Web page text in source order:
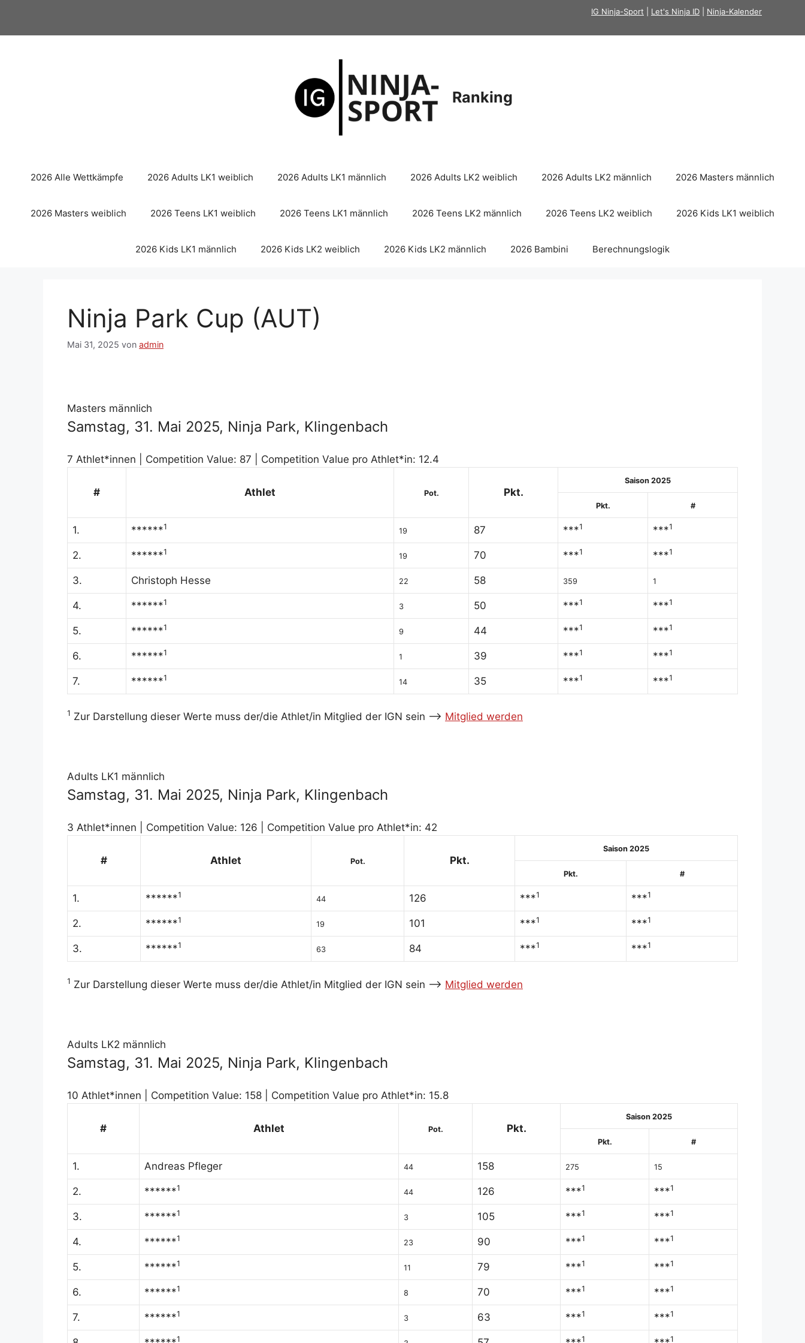
springen
IG Ninja-Sport Let's Ninja ID Ninja-Kalender
Ranking
2026 Alle Wettkämpfe 2026 Adults LK1 weiblich 2026 Adults LK1 männlich 2026 Adults LK2 weiblich 2026 Adults LK2 männlich 2026 Masters männlich
2026 Masters weiblich 2026 Teens LK1 weiblich 2026 Teens LK1 männlich 2026 Teens LK2 männlich 2026 Teens LK2 weiblich 2026 Kids LK1 weiblich
2026 Kids LK1 männlich 2026 Kids LK2 weiblich 2026 Kids LK2 männlich 2026 Bambini Berechnungslogik
Ninja Park Cup (AUT)
Mai 31, 2025 von admin
Masters männlich
Samstag, 31. Mai 2025, Ninja Park, Klingenbach
7 Athlet*innen | Competition Value: 87 | Competition Value pro Athlet*in: 12.4
# Athlet Pot. Pkt.
Saison 2025
Pkt. #
1. ******1 19 87 ***1 ***1
2. ******1 19 70 ***1 ***1
3. Christoph Hesse 22 58 359 1
4. ******1 3 50 ***1 ***1
5. ******1 9 44 ***1 ***1
6. ******1 1 39 ***1 ***1
7. ******1 14 35 ***1 ***1
1 Zur Darstellung dieser Werte muss der/die Athlet/in Mitglied der IGN sein --> Mitglied werden
Adults LK1 männlich
Samstag, 31. Mai 2025, Ninja Park, Klingenbach
3 Athlet*innen | Competition Value: 126 | Competition Value pro Athlet*in: 42
# Athlet Pot. Pkt.
Saison 2025
Pkt. #
1. ******1 44 126 ***1 ***1
2. ******1 19 101 ***1 ***1
3. ******1 63 84 ***1 ***1
1 Zur Darstellung dieser Werte muss der/die Athlet/in Mitglied der IGN sein --> Mitglied werden
Adults LK2 männlich
Samstag, 31. Mai 2025, Ninja Park, Klingenbach
10 Athlet*innen | Competition Value: 158 | Competition Value pro Athlet*in: 15.8
# Athlet Pot. Pkt.
Saison 2025
Pkt. #
1. Andreas Pfleger 44 158 275 15
2. ******1 44 126 ***1 ***1
3. ******1 3 105 ***1 ***1
4. ******1 23 90 ***1 ***1
5. ******1 11 79 ***1 ***1
6. ******1 8 70 ***1 ***1
7. ******1 3 63 ***1 ***1
1 1 1